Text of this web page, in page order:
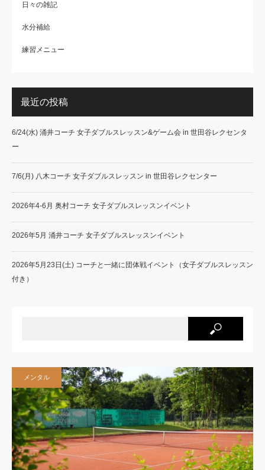
日々の雑記
水分補給
練習メニュー
最近の投稿
6/24(水) 涌井コーチ 女子ダブルスレッスン&ゲーム会 in 世田谷レクセンタ
ー
7/6(月) 八木コーチ 女子ダブルスレッスン in 世田谷レクセンター
2026年4-6月 奥村コーチ 女子ダブルスレッスンイベント
2026年5月 涌井コーチ 女子ダブルスレッスンイベント
2026年5月23日(土) コーチと一緒に団体戦イベント（女子ダブルスレッスン
付き）
メンタル